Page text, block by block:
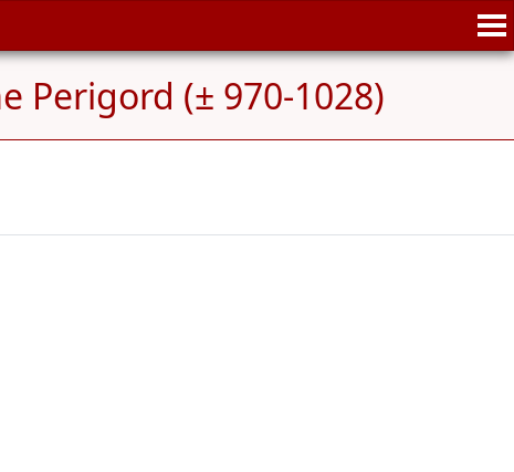
Perigord (± 970-1028)